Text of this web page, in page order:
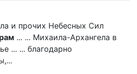
и прочих Небесных Сил
... ... Михаила-Архангела в
... ... благодарно